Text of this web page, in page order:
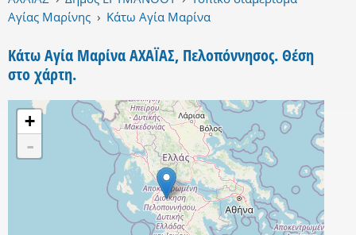
Αγίας Μαρίνης › Κάτω Αγία Μαρίνα
Κάτω Αγία Μαρίνα ΑΧΑΪΑΣ, Πελοπόννησος. Θέση
στο χάρτη.
+
-